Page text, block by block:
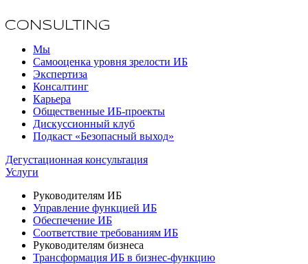
Мы
Самооценка уровня зрелости ИБ
Экспертиза
Консалтинг
Карьера
Общественные ИБ-проекты
Дискуссионный клуб
Подкаст «Безопасный выход»
Дегустационная консультация
Услуги
Руководителям ИБ
Управление функцией ИБ
Обеспечение ИБ
Соответствие требованиям ИБ
Руководителям бизнеса
Трансформация ИБ в бизнес-функцию